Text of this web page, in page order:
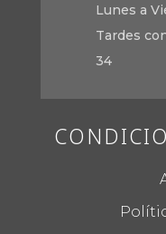
Lunes a
Tardes
34